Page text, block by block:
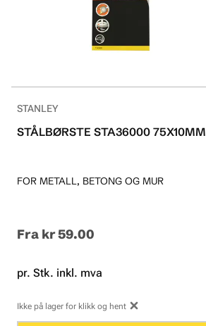
STANLEY
STÅLBØRSTE STA36000 75X10MM
FOR METALL, BETONG OG MUR
Fra kr 59.00
pr. Stk. inkl. mva
Ikke på lager for klikk og hent